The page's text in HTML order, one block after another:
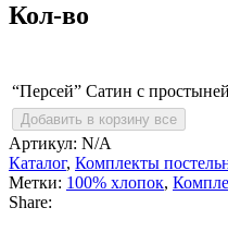
резинке
Кол-во
“Персей” Сатин с
Добавить в корзину все
Артикул: N/A
Каталог, Комплекты
Метки: 100% хлопок,
Share: